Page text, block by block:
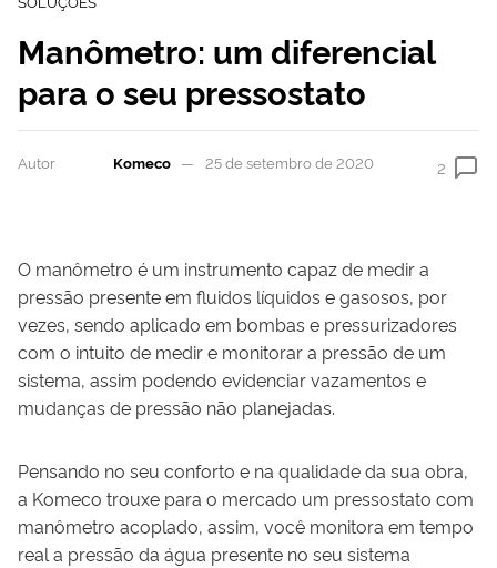
Manômetro: um diferencial
para o seu pressostato
Autor Komeco 25 de setembro de 2020 2
O manômetro é um instrumento capaz de medir a
pressão presente em fluidos líquidos e gasosos, por
vezes, sendo aplicado em bombas e pressurizadores
com o intuito de medir e monitorar a pressão de um
sistema, assim podendo evidenciar vazamentos e
mudanças de pressão não planejadas.
Pensando no seu conforto e na qualidade da sua obra,
a Komeco trouxe para o mercado um pressostato com
manômetro acoplado, assim, você monitora em tempo
real a pressão da água presente no seu sistema